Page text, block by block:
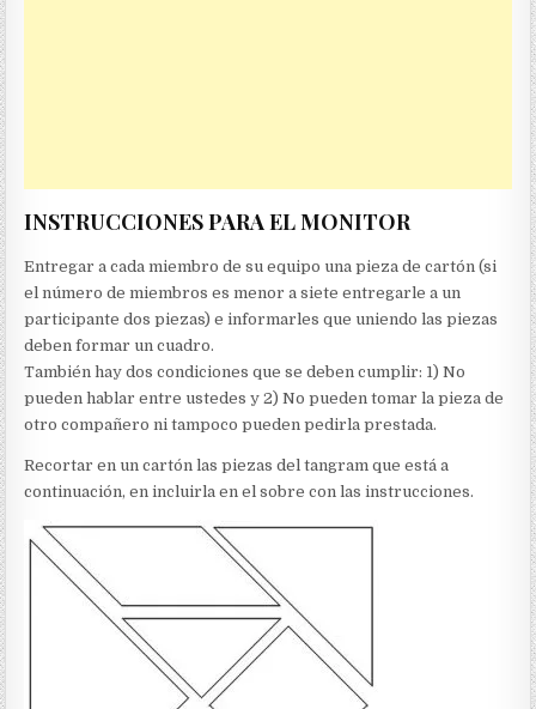
INSTRUCCIONES PARA EL MONITOR
Entregar a cada miembro de su equipo una pieza de cartón (si
el número de miembros es menor a siete entregarle a un
participante dos piezas) e informarles que uniendo las piezas
deben formar un cuadro.
También hay dos condiciones que se deben cumplir: 1) No
pueden hablar entre ustedes y 2) No pueden tomar la pieza de
otro compañero ni tampoco pueden pedirla prestada.
Recortar en un cartón las piezas del tangram que está a
continuación, en incluirla en el sobre con las instrucciones.